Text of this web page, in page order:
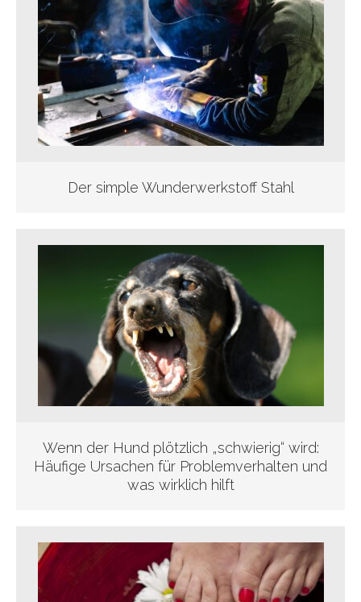
Der simple Wunderwerkstoff Stahl
Wenn der Hund plötzlich „schwierig“ wird:
Häufige Ursachen für Problemverhalten und
was wirklich hilft